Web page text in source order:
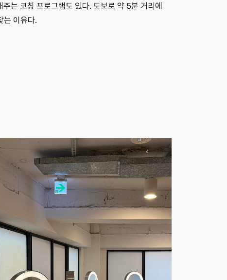
는 코칭 프로그램도 있다. 도보로 약 5분 거리에
는 이유다.